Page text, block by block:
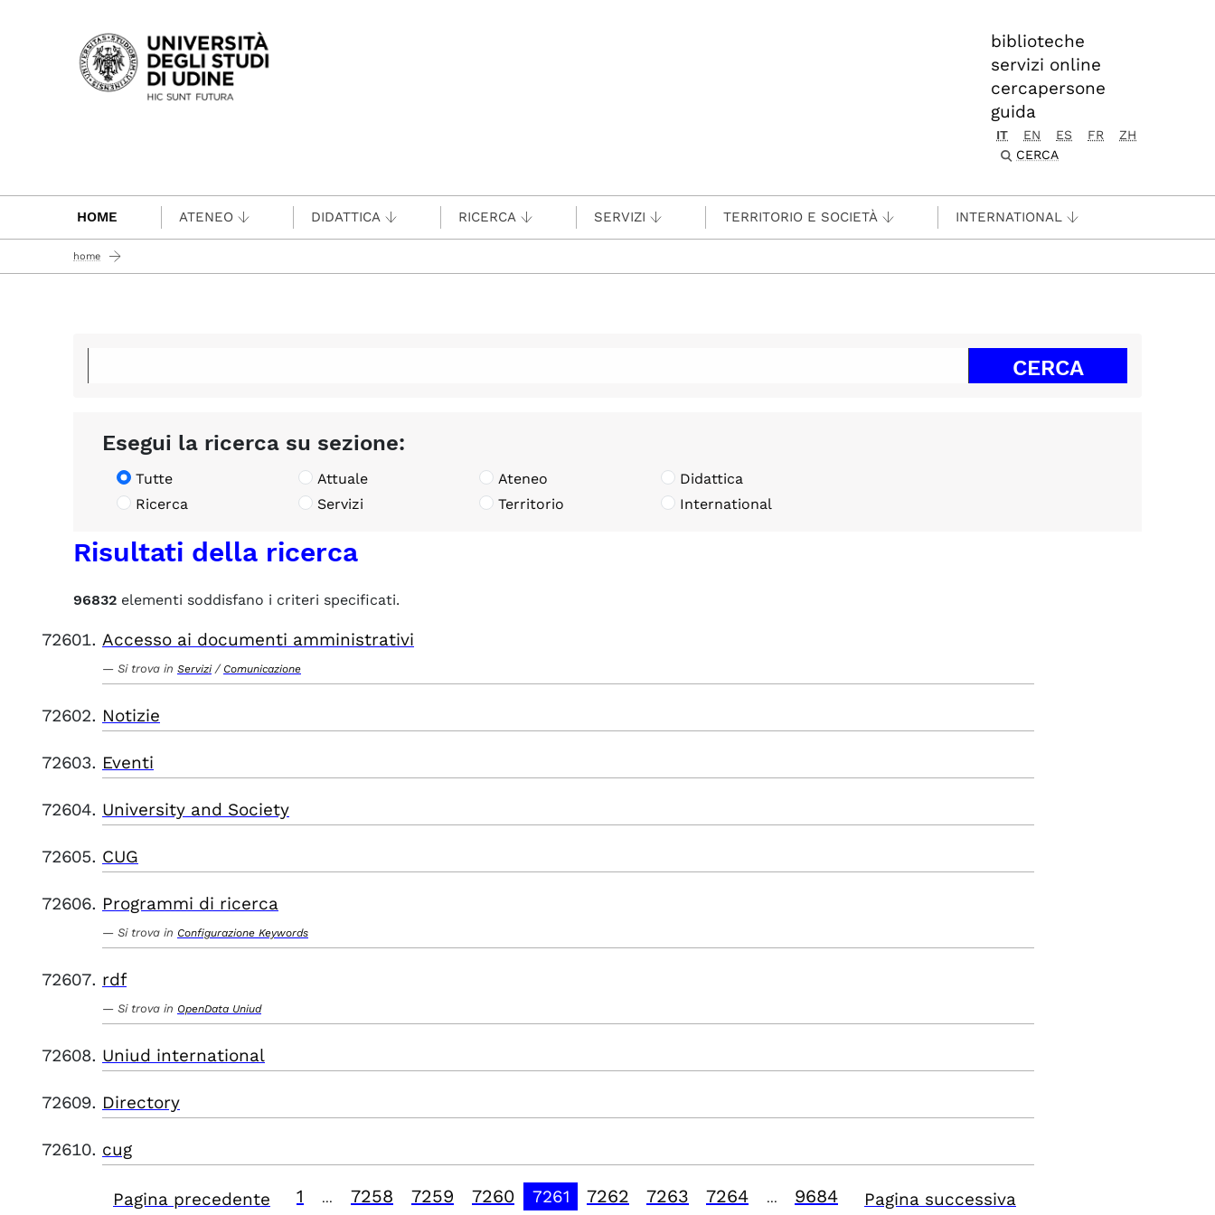
Passa al contenuto principale
biblioteche
servizi online
cercapersone
guida
IT EN ES FR
ZH
CERCA
HOME ATENEO DIDATTICA RICERCA SERVIZI TERRITORIO E SOCIETÀ INTERNATIONAL
home
Esegui la ricerca su sezione:
Tutte Attuale Ateneo
Didattica
Ricerca
Servizi Territorio International
Risultati della ricerca
96832 elementi soddisfano i criteri specificati.
Accesso ai documenti amministrativi
Si trova in Servizi / Comunicazione
Notizie
Eventi
University and Society
CUG
Programmi di ricerca
Si trova in Configurazione Keywords
rdf
Si trova in OpenData Uniud
Uniud international
Directory
cug
Pagina precedente 1 7258 7259 7260 7261 7262 7263 7264 9684 Pagina successiva